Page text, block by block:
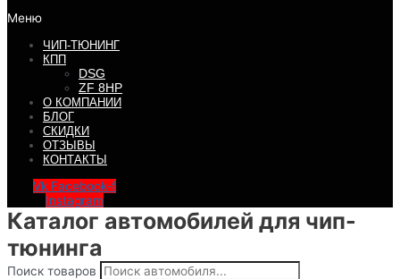
Меню
ЧИП-ТЮНИНГ
КПП
DSG
ZF 8HP
О КОМПАНИИ
БЛОГ
СКИДКИ
ОТЗЫВЫ
КОНТАКТЫ
Vk Facebook-f
Instagram
Каталог автомобилей для чип-
тюнинга
Поиск товаров